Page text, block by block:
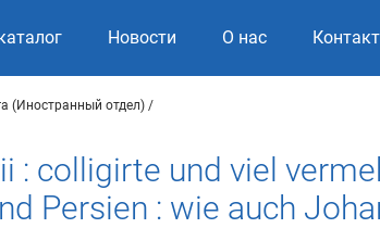
Новости О нас
(Иностранный отдел)
: colligirte und viel
Persien : wie auch